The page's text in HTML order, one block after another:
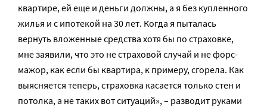
квартире, ей еще и деньги должны, а я без купленного
жилья и с ипотекой на 30 лет. Когда я пыталась
вернуть вложенные средства хотя бы по страховке,
мне заявили, что это не страховой случай и не форс-
мажор, как если бы квартира, к примеру, сгорела. Как
выясняется теперь, страховка касается только стен и
потолка, а не таких вот ситуаций», – разводит руками